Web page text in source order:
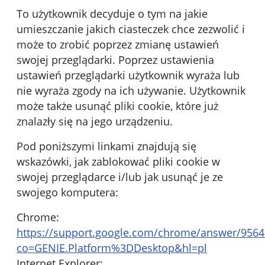
To użytkownik decyduje o tym na jakie
umieszczanie jakich ciasteczek chce zezwolić i
może to zrobić poprzez zmianę ustawień
swojej przeglądarki. Poprzez ustawienia
ustawień przeglądarki użytkownik wyraża lub
nie wyraża zgody na ich używanie. Użytkownik
może także usunąć pliki cookie, które już
znalazły się na jego urządzeniu.
Pod poniższymi linkami znajdują się
wskazówki, jak zablokować pliki cookie w
swojej przeglądarce i/lub jak usunąć je ze
swojego komputera:
Chrome:
https://support.google.com/chrome/answer/
co=GENIE.Platform%3DDesktop&hl=pl